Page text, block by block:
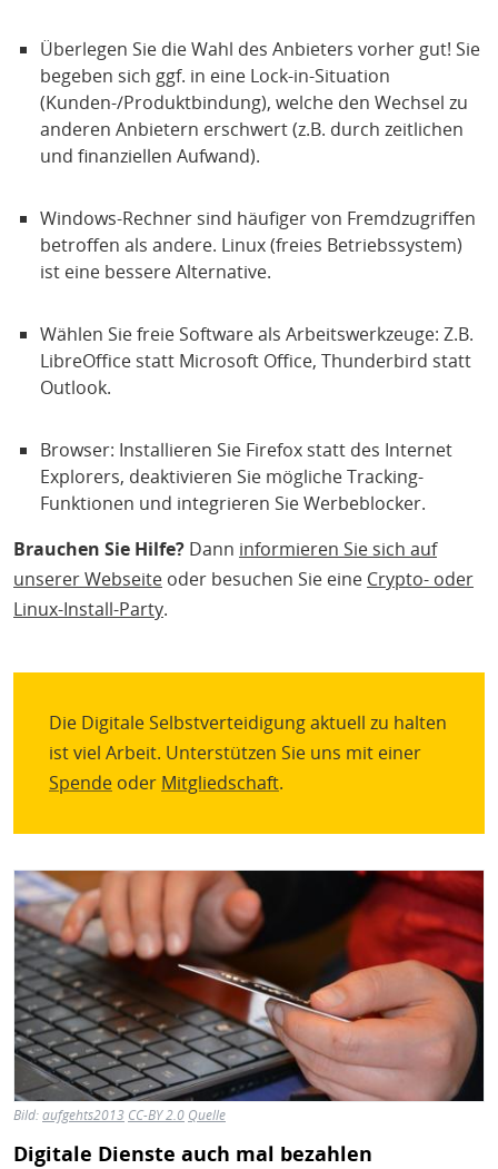
Überlegen Sie die Wahl des Anbieters vorher gut! Sie
begeben sich ggf. in eine Lock-in-Situation
(Kunden-/Produktbindung), welche den Wechsel zu
anderen Anbietern erschwert (z.B. durch zeitlichen
und finanziellen Aufwand).
Windows-Rechner sind häufiger von Fremdzugriffen
betroffen als andere. Linux (freies Betriebssystem)
ist eine bessere Alternative.
Wählen Sie freie Software als Arbeitswerkzeuge: Z.B.
LibreOffice statt Microsoft Office, Thunderbird statt
Outlook.
Browser: Installieren Sie Firefox statt des Internet
Explorers, deaktivieren Sie mögliche Tracking-
Funktionen und integrieren Sie Werbeblocker.
Brauchen Sie Hilfe? Dann informieren Sie sich auf
unserer Webseite oder besuchen Sie eine Crypto- oder
Linux-Install-Party.
Die Digitale Selbstverteidigung aktuell zu halten
ist viel Arbeit. Unterstützen Sie uns mit einer
Spende oder Mitgliedschaft.
Bild
Bild:aufgehts2013 CC-BY 2.0 Quelle
Digitale Dienste auch mal bezahlen